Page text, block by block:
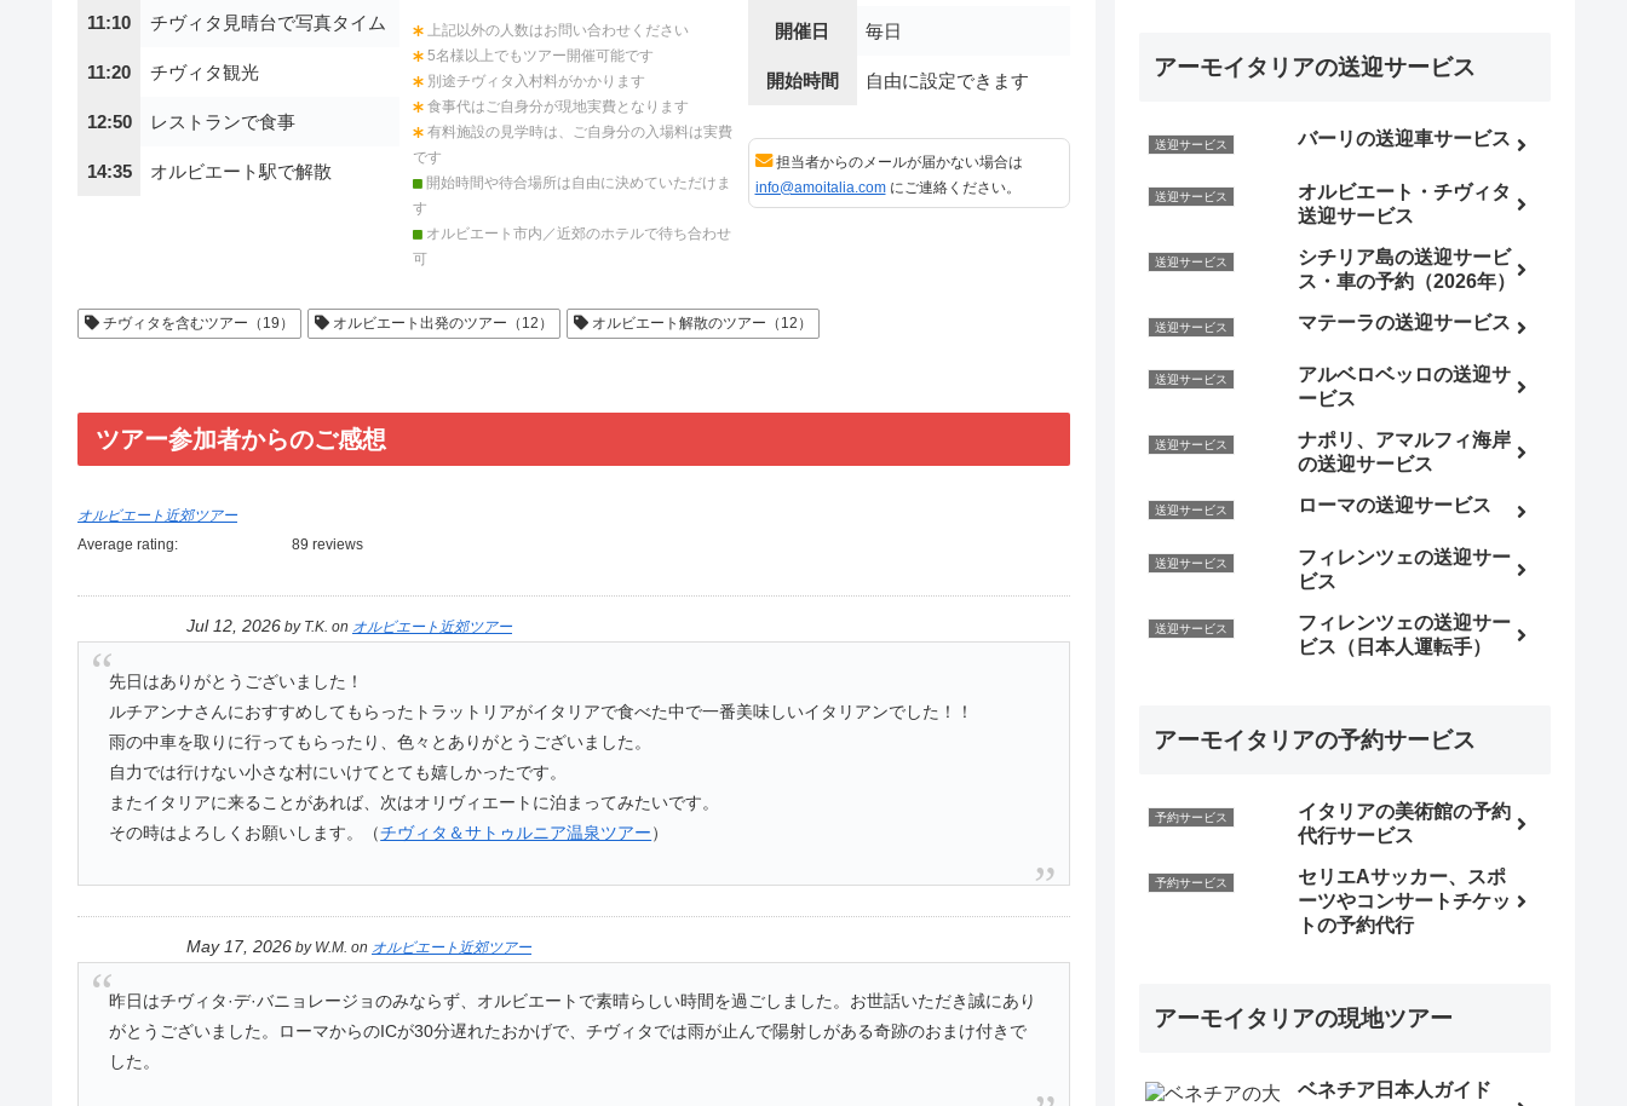
11:10 チヴィタ見晴台で写真タイム
11:20 チヴィタ観光
12:50 レストランで食事
14:35 オルビエート駅で解散
上記以外の人数はお問い合わせください
5名様以上でもツアー開催可能です
別途チヴィタ入村料がかかります
食事代はご自身分が現地実費となります
有料施設の見学時は、ご自身分の入場料は実費
です
開始時間や待合場所は自由に決めていただけま
す
オルビエート市内／近郊のホテルで待ち合わせ
可
開催日 毎日
開始時間 自由に設定できます
担当者からのメールが届かない場合は
info@amoitalia.comにご連絡ください。
チヴィタを含むツアー（19） オルビエート出発のツアー（12） オルビエート解散のツアー（12）
ツアー参加者からのご感想
オルビエート近郊ツアー
Average rating:
89 reviews
Jul 12, 2026 by T.K. on オルビエート近郊ツアー
先日はありがとうございました！
ルチアンナさんにおすすめしてもらったトラットリアがイタリアで食べた中で一番美味しいイタリアンでした！！
雨の中車を取りに行ってもらったり、色々とありがとうございました。
自力では行けない小さな村にいけてとても嬉しかったです。
またイタリアに来ることがあれば、次はオリヴィエートに泊まってみたいです。
その時はよろしくお願いします。（チヴィタ＆サトゥルニア温泉ツアー）
May 17, 2026 by W.M. on オルビエート近郊ツアー
昨日はチヴィタ·デ·バニョレージョのみならず、オルビエートで素晴らしい時間を過ごしました。お世話いただき誠にあり
がとうございました。ローマからのICが30分遅れたおかげで、チヴィタでは雨が止んで陽射しがある奇跡のおまけ付きで
した。
アーモイタリアの送迎サービス
送迎サービス バーリの送迎車サービス
送迎サービス
オルビエート・チヴィタ
送迎サービス
送迎サービス
シチリア島の送迎サービ
ス・車の予約（2026年）
送迎サービス マテーラの送迎サービス
送迎サービス
アルベロベッロの送迎サ
ービス
送迎サービス
ナポリ、アマルフィ海岸
の送迎サービス
送迎サービス ローマの送迎サービス
送迎サービス
フィレンツェの送迎サー
ビス
送迎サービス
フィレンツェの送迎サー
ビス（日本人運転手）
アーモイタリアの予約サービス
予約サービス
イタリアの美術館の予約
代行サービス
予約サービス
セリエAサッカー、スポ
ーツやコンサートチケッ
トの予約代行
アーモイタリアの現地ツアー
ベネチア日本人ガイド